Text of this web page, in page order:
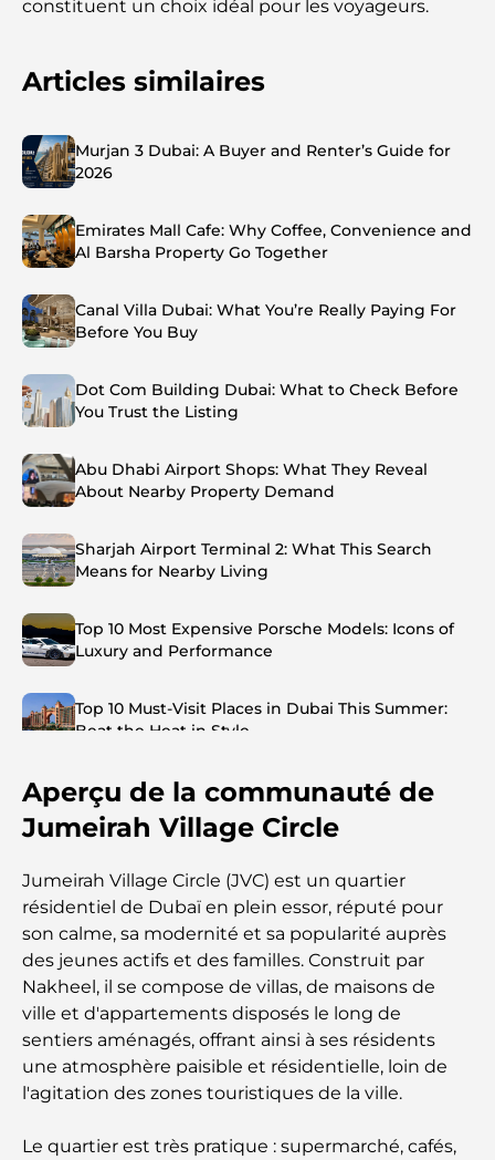
constituent un choix idéal pour les voyageurs.
Articles similaires
Murjan 3 Dubai: A Buyer and Renter’s Guide for
2026
Emirates Mall Cafe: Why Coffee, Convenience and
Al Barsha Property Go Together
Canal Villa Dubai: What You’re Really Paying For
Before You Buy
Dot Com Building Dubai: What to Check Before
You Trust the Listing
Abu Dhabi Airport Shops: What They Reveal
About Nearby Property Demand
Sharjah Airport Terminal 2: What This Search
Means for Nearby Living
Top 10 Most Expensive Porsche Models: Icons of
Luxury and Performance
Top 10 Must-Visit Places in Dubai This Summer:
Beat the Heat in Style
Top 7 Busiest Airports in the World: Hub of Global
Travel
Investors and Residents
Best Schools in Downtown Dubai: A Guide for
Families
Que faire à Dubaï en été : le guide ultime pour
profiter de la chaleur
Cadeaux de luxe pour hommes : des idées de
Aperçu de la communauté de
Jumeirah Village Circle
Jumeirah Village Circle (JVC) est un quartier
résidentiel de Dubaï en plein essor, réputé pour
son calme, sa modernité et sa popularité auprès
des jeunes actifs et des familles. Construit par
Nakheel, il se compose de villas, de maisons de
ville et d'appartements disposés le long de
sentiers aménagés, offrant ainsi à ses résidents
une atmosphère paisible et résidentielle, loin de
l'agitation des zones touristiques de la ville.
Le quartier est très pratique : supermarché, cafés,